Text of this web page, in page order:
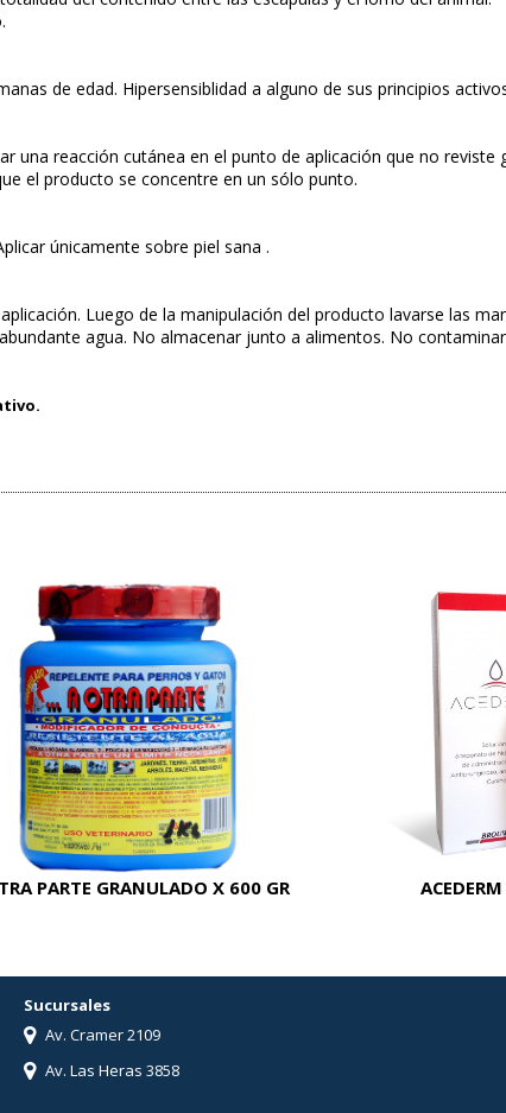
de edad. Hipersensiblidad a alguno de sus principios
una reacción cutánea en el punto de aplicación que no reviste
el producto se concentre en un sólo punto.
únicamente sobre piel sana .
Luego de la manipulación del producto lavarse las
agua. No almacenar junto a alimentos. No
PARTE GRANULADO X 600 GR
Sucursales
Av. Cramer 2109
Av. Las Heras 3858